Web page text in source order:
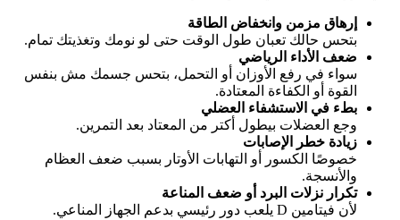
إرهاق مزمن وانخفاض الطاقة
بتحس حالك تعبان طول الوقت حتى لو نومك وتغذيتك تمام.
ضعف الأداء الرياضي
سواء في رفع الأوزان أو التحمل، بتحس جسمك مش بنفس
القوة أو الكفاءة المعتادة.
بطء في الاستشفاء العضلي
وجع العضلات بيطول أكتر من المعتاد بعد التمرين.
زيادة خطر الإصابات
خصوصًا الكسور أو التهابات الأوتار بسبب ضعف العظام
والأنسجة.
تكرار نزلات البرد أو ضعف المناعة
لأن فيتامين D يلعب دور رئيسي بدعم الجهاز المناعي.